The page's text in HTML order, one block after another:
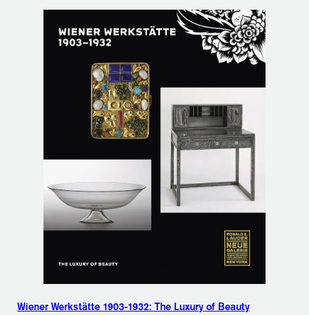
Wiener Werkstätte 1903-1932: The Luxury of Beauty